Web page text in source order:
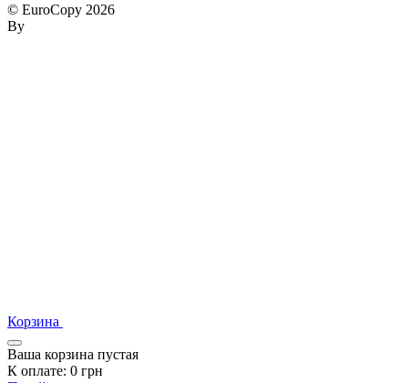
© EuroCopy 2026
By
Корзина
Ваша корзина пустая
К оплате: 0 грн